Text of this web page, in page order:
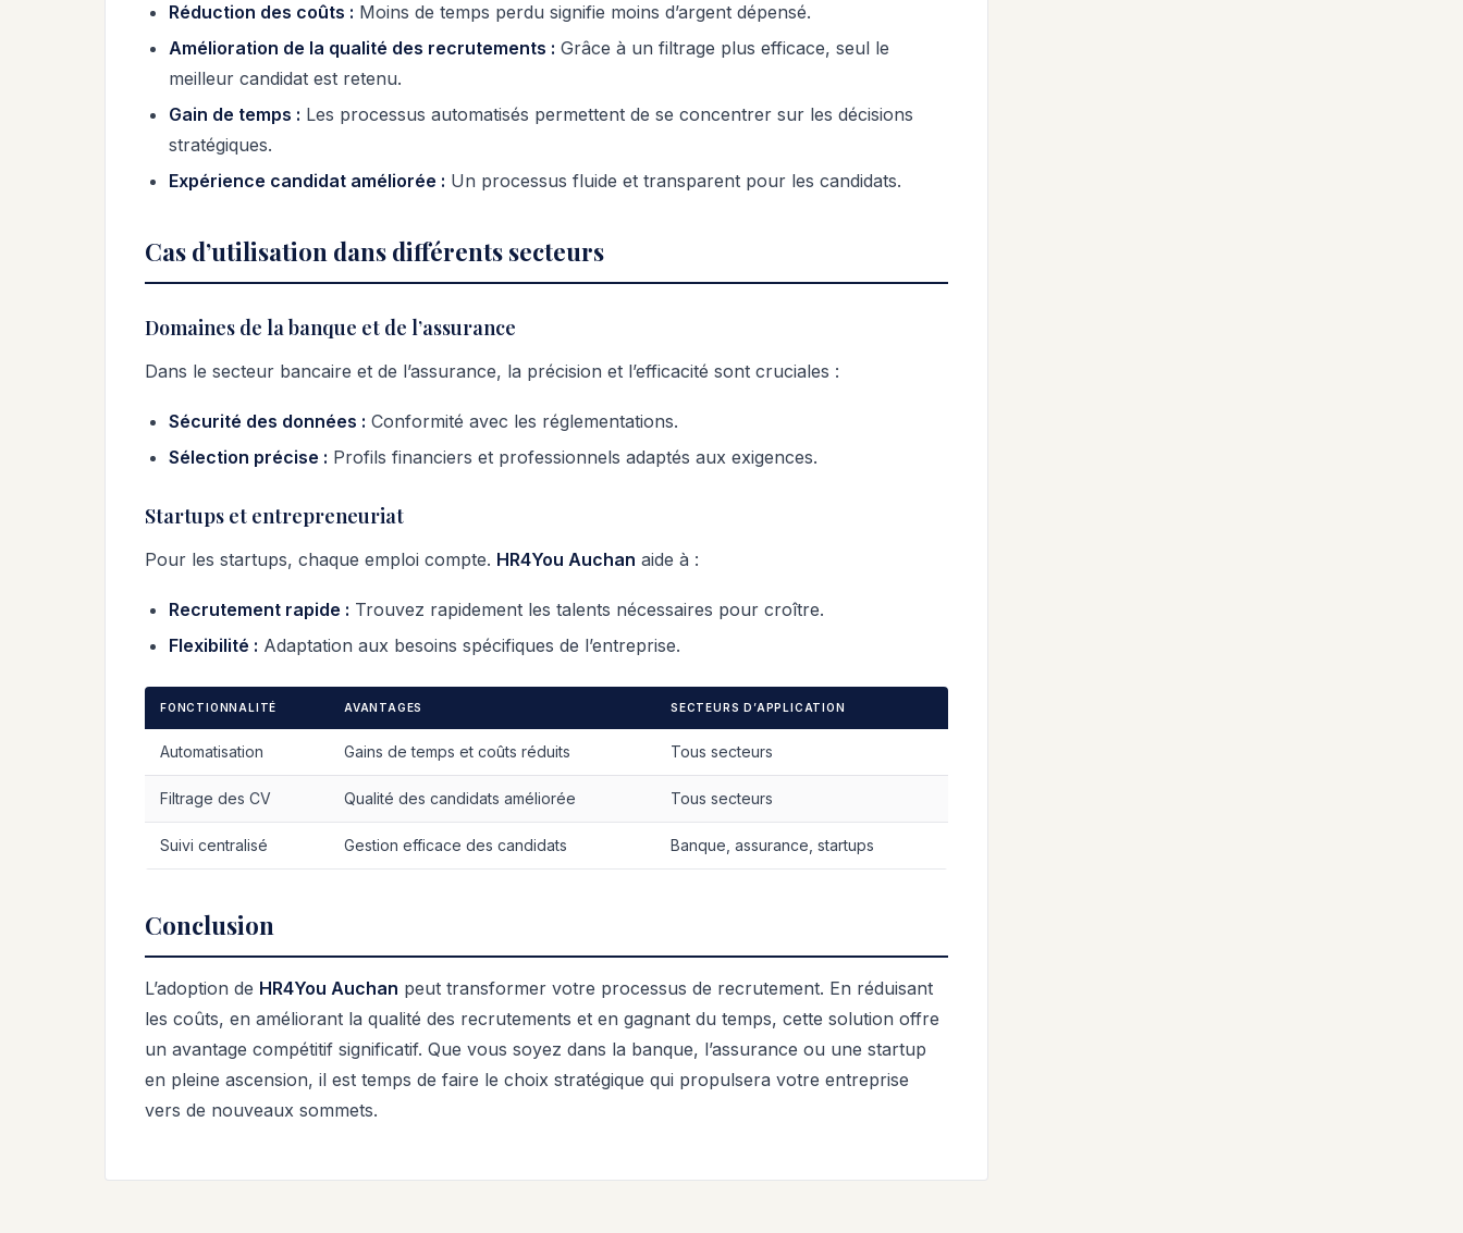
Réduction des coûts : Moins de temps perdu signifie moins d’argent dépensé.
Amélioration de la qualité des recrutements : Grâce à un filtrage plus efficace, seul le
meilleur candidat est retenu.
Gain de temps : Les processus automatisés permettent de se concentrer sur les décisions
stratégiques.
Expérience candidat améliorée : Un processus fluide et transparent pour les candidats.
Cas d’utilisation dans différents secteurs
Domaines de la banque et de l’assurance
Dans le secteur bancaire et de l’assurance, la précision et l’efficacité sont cruciales :
Sécurité des données : Conformité avec les réglementations.
Sélection précise : Profils financiers et professionnels adaptés aux exigences.
Startups et entrepreneuriat
Pour les startups, chaque emploi compte. HR4You Auchan aide à :
Recrutement rapide : Trouvez rapidement les talents nécessaires pour croître.
Flexibilité : Adaptation aux besoins spécifiques de l’entreprise.
FONCTIONNALITÉ AVANTAGES SECTEURS D’APPLICATION
Automatisation Gains de temps et coûts réduits Tous secteurs
Filtrage des CV Qualité des candidats améliorée Tous secteurs
Suivi centralisé Gestion efficace des candidats Banque, assurance, startups
Conclusion
L’adoption de HR4You Auchan peut transformer votre processus de recrutement. En réduisant
les coûts, en améliorant la qualité des recrutements et en gagnant du temps, cette solution offre
un avantage compétitif significatif. Que vous soyez dans la banque, l’assurance ou une startup
en pleine ascension, il est temps de faire le choix stratégique qui propulsera votre entreprise
vers de nouveaux sommets.